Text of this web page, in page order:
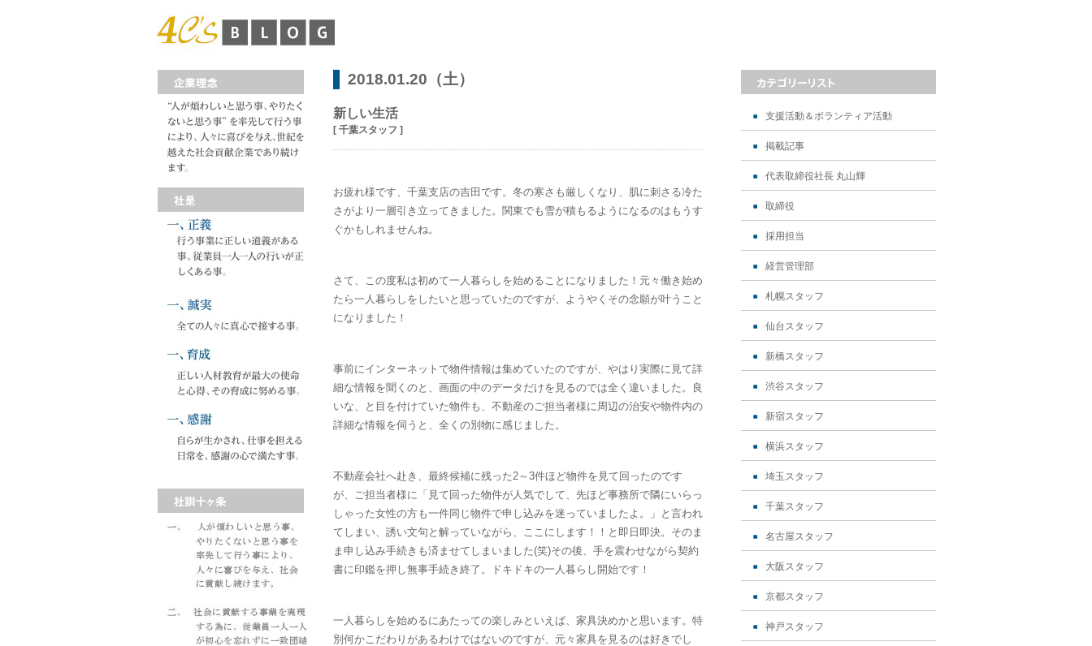
2018.01.20（土）
新しい生活
[ 千葉スタッフ ]
お疲れ様です、千葉支店の吉田です。冬の寒さも厳しくなり、肌に刺さる冷た
さがより一層引き立ってきました。関東でも雪が積もるようになるのはもうす
ぐかもしれませんね。
さて、この度私は初めて一人暮らしを始めることになりました！元々働き始め
たら一人暮らしをしたいと思っていたのですが、ようやくその念願が叶うこと
になりました！
事前にインターネットで物件情報は集めていたのですが、やはり実際に見て詳
細な情報を聞くのと、画面の中のデータだけを見るのでは全く違いました。良
いな、と目を付けていた物件も、不動産のご担当者様に周辺の治安や物件内の
詳細な情報を伺うと、全くの別物に感じました。
不動産会社へ赴き、最終候補に残った2～3件ほど物件を見て回ったのです
が、ご担当者様に「見て回った物件が人気でして、先ほど事務所で隣にいらっ
しゃった女性の方も一件同じ物件で申し込みを迷っていましたよ。」と言われ
てしまい、誘い文句と解っていながら、ここにします！！と即日即決。そのま
ま申し込み手続きも済ませてしまいました(笑)その後、手を震わせながら契約
書に印鑑を押し無事手続き終了。ドキドキの一人暮らし開始です！
一人暮らしを始めるにあたっての楽しみといえば、家具決めかと思います。特
別何かこだわりがあるわけではないのですが、元々家具を見るのは好きでし
支援活動＆ボランティア活動
掲載記事
代表取締役社長 丸山輝
取締役
採用担当
経営管理部
札幌スタッフ
仙台スタッフ
新橋スタッフ
渋谷スタッフ
新宿スタッフ
横浜スタッフ
埼玉スタッフ
千葉スタッフ
名古屋スタッフ
大阪スタッフ
京都スタッフ
神戸スタッフ